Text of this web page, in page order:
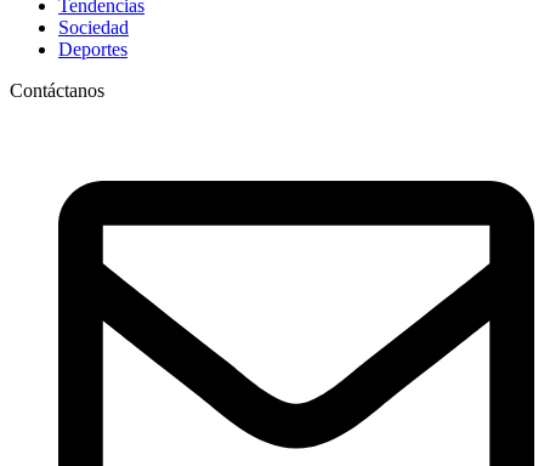
Tendencias
Sociedad
Deportes
Contáctanos